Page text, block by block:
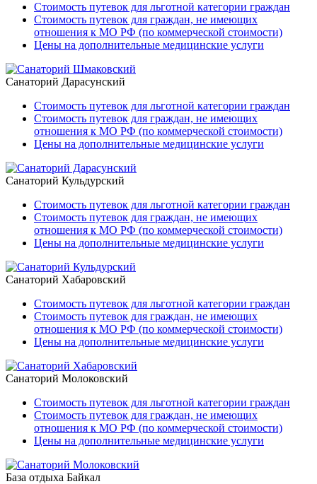
Стоимость путевок для льготной категории граждан
Стоимость путевок для граждан, не имеющих
отношения к МО РФ (по коммерческой стоимости)
Цены на дополнительные медицинские услуги
Санаторий Дарасунский
Стоимость путевок для льготной категории граждан
Стоимость путевок для граждан, не имеющих
отношения к МО РФ (по коммерческой стоимости)
Цены на дополнительные медицинские услуги
Санаторий Кульдурский
Стоимость путевок для льготной категории граждан
Стоимость путевок для граждан, не имеющих
отношения к МО РФ (по коммерческой стоимости)
Цены на дополнительные медицинские услуги
Санаторий Хабаровский
Стоимость путевок для льготной категории граждан
Стоимость путевок для граждан, не имеющих
отношения к МО РФ (по коммерческой стоимости)
Цены на дополнительные медицинские услуги
Санаторий Молоковский
Стоимость путевок для льготной категории граждан
Стоимость путевок для граждан, не имеющих
отношения к МО РФ (по коммерческой стоимости)
Цены на дополнительные медицинские услуги
База отдыха Байкал